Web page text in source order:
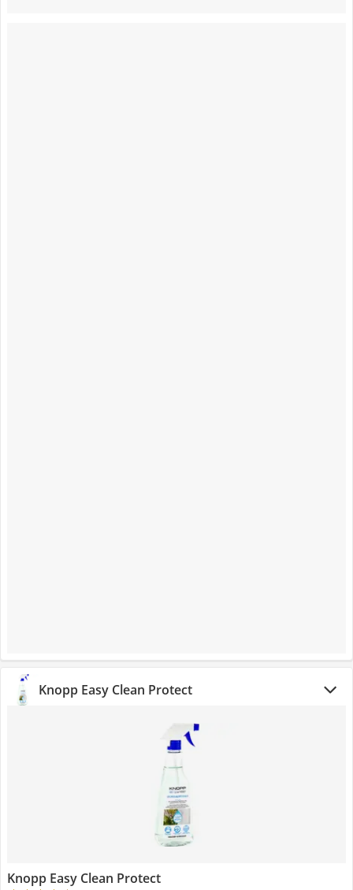
Knopp Easy Clean Protect
Knopp Easy Clean Protect